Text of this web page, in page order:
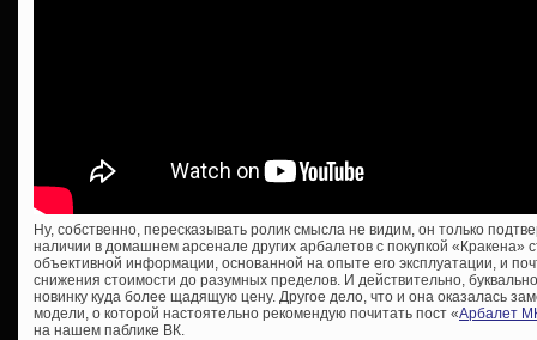
Ну, собственно, пересказывать ролик смысла не видим, он только
наличии в домашнем арсенале других арбалетов с покупкой «Кракена»
объективной информации, основанной на опыте его эксплуатации, и
снижения стоимости до разумных пределов. И действительно,
новинку куда более щадящую цену. Другое дело, что и она оказалась
модели, о которой настоятельно рекомендую почитать пост «Арбалет
на нашем паблике ВК.